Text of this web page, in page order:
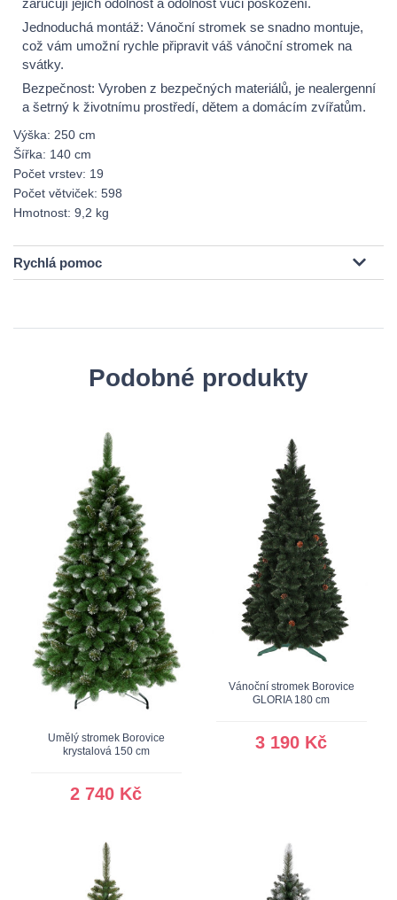
zaručují jejich odolnost a odolnost vůči poškození.
Jednoduchá montáž: Vánoční stromek se snadno montuje,
což vám umožní rychle připravit váš vánoční stromek na
svátky.
Bezpečnost: Vyroben z bezpečných materiálů, je nealergenní
a šetrný k životnímu prostředí, dětem a domácím zvířatům.
Výška: 250 cm
Šířka: 140 cm
Počet vrstev: 19
Počet větviček: 598
Hmotnost: 9,2 kg
Rychlá pomoc
Podobné produkty
Umělý stromek Borovice
krystalová 150 cm
2 740 Kč
Vánoční stromek Borovice
GLORIA 180 cm
3 190 Kč